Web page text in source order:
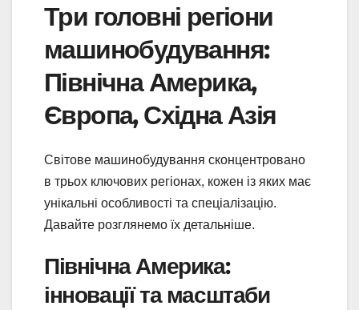
Три головні регіони
машинобудування:
Північна Америка,
Європа, Східна Азія
Світове машинобудування сконцентровано
в трьох ключових регіонах, кожен із яких має
унікальні особливості та спеціалізацію.
Давайте розглянемо їх детальніше.
Північна Америка:
інновації та масштаби